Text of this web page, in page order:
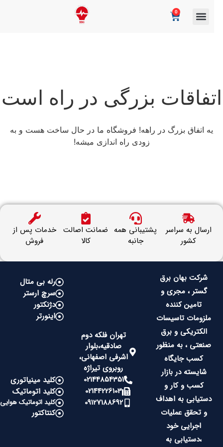
بزرگی در راه است
یه اتفاق بزرگ در راهه! فروشگاه ما در حال ساخت هست و به
زودی راه اندازی میشه!
ارسال به سراسر
کشور
پشتیبانی همه
جانبه
ضمانت اصالت
کالا
خدمات پس از
فروش
شرکت بهان برق
گستر ، مجری و
تامین کننده
ملزومات تاسیسات
الکتریکی و برق
صنعتی ، به منظور
کسب جایگاه
شایسته در بازار
کسب و کار و
دستیابی به اهداف
و تحقق عملیات
اجرایی خود
،دستیابی به
تهران فلکه دوم
صادقیه،بلوار
اشرفی اصفهانی،
روبروی تیراژه
02144854351
02144226103
09127188692
رله بی متال
سرچ ارستر
دژنکتور
اینورتر
کلید مینیاتوری
کلید اتوماتیک
کلید اتوماتیک هوایی
کنتاکتور